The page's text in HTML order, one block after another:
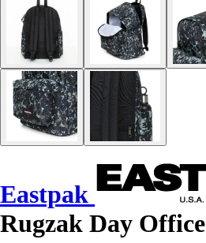
Eastpak
Rugzak Day Office